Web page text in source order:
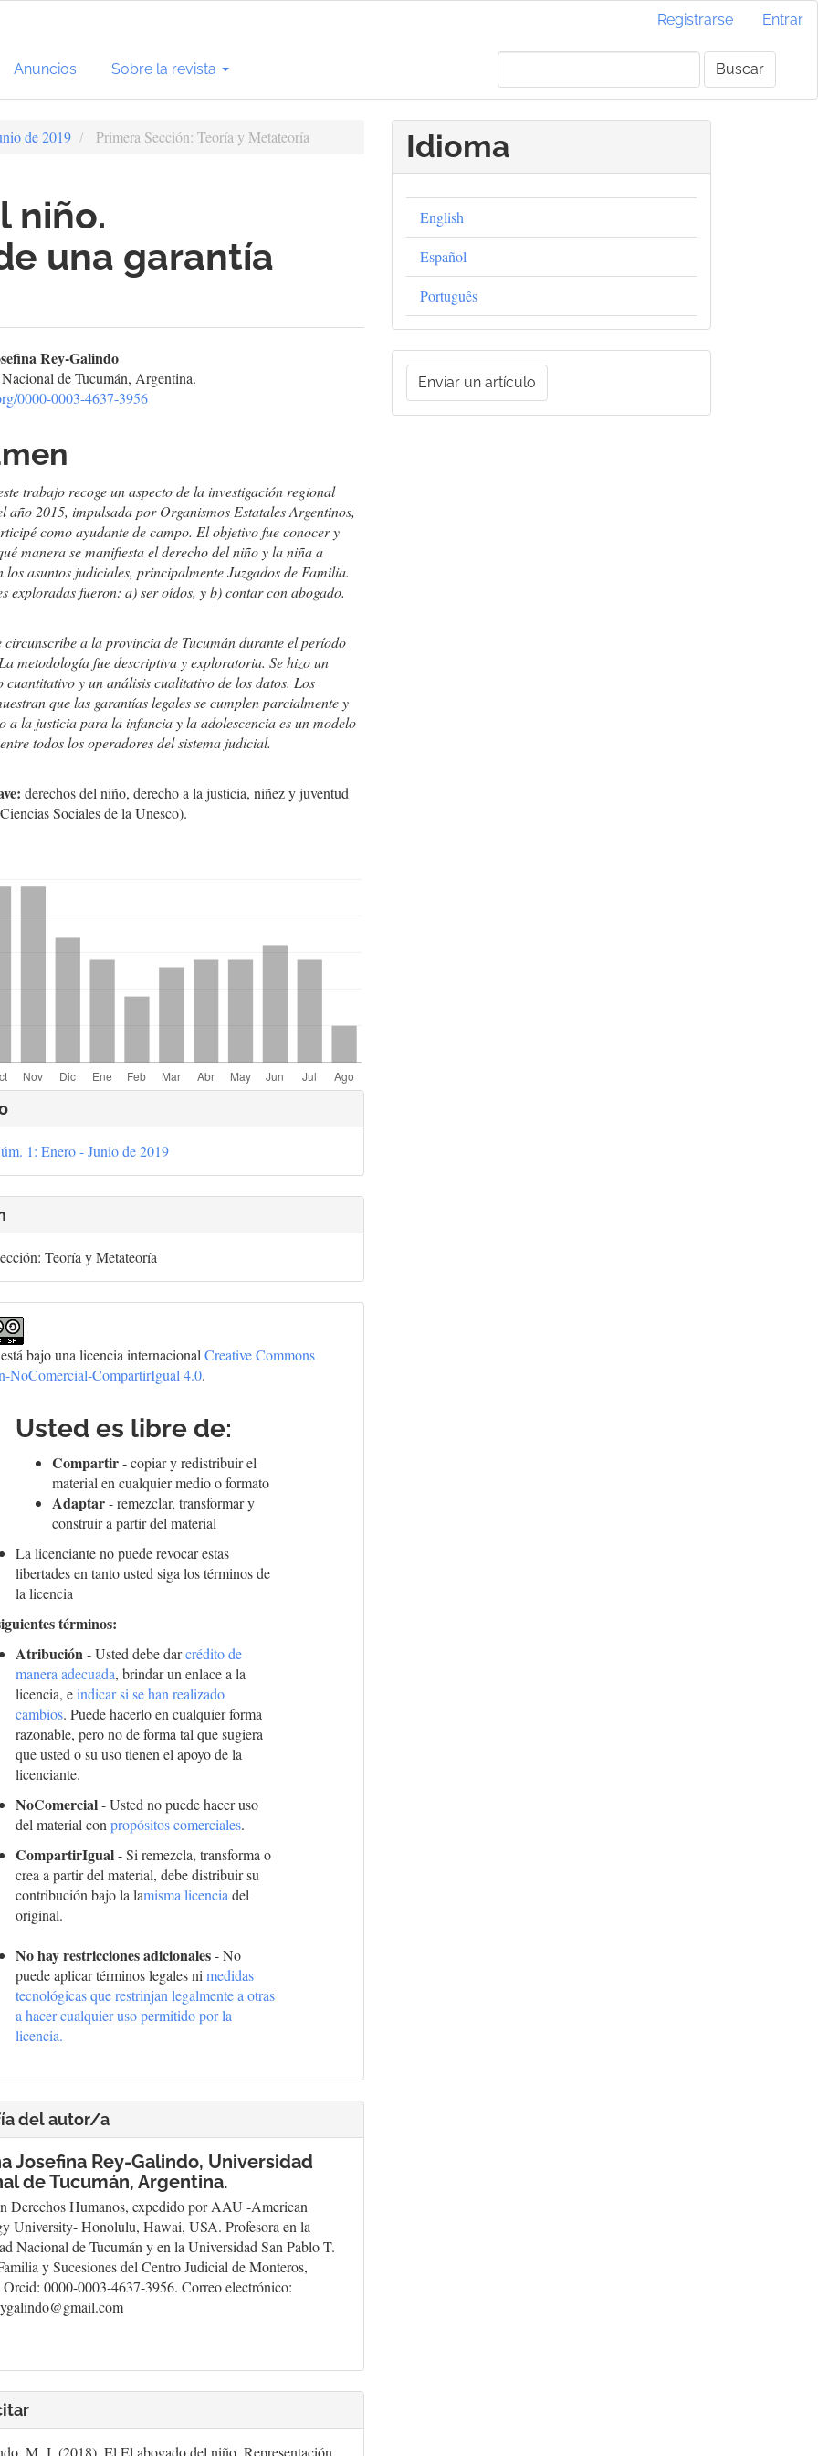
Registrarse Entrar
Anuncios Sobre la revista Buscar
de 2019 Primera Sección: Teoría y Metateoría
niño.
una garantía
Rey-Galindo
de Tucumán, Argentina.
0000-0003-4637-3956
trabajo recoge un aspecto de la investigación regional
año 2015, impulsada por Organismos Estatales Argentinos,
como ayudante de campo. El objetivo fue conocer y
manera se manifiesta el derecho del niño y la niña a
asuntos judiciales, principalmente Juzgados de Familia.
exploradas fueron: a) ser oídos, y b) contar con abogado.
circunscribe a la provincia de Tucumán durante el período
metodología fue descriptiva y exploratoria. Se hizo un
cuantitativo y un análisis cualitativo de los datos. Los
que las garantías legales se cumplen parcialmente y
a la justicia para la infancia y la adolescencia es un modelo
todos los operadores del sistema judicial.
derechos del niño, derecho a la justicia, niñez y juventud
Sociales de la Unesco).
1: Enero - Junio de 2019
Teoría y Metateoría
bajo una licencia internacionalCreative Commons
NoComercial-CompartirIgual 4.0.
Usted es libre de:
Compartir- copiar y redistribuir el
material en cualquier medio o formato
Adaptar- remezclar, transformar y
construir a partir del material
La licenciante no puede revocar estas
libertades en tanto usted siga los términos de
la licencia
términos:
Atribución- Usted debe darcrédito de
manera adecuada, brindar un enlace a la
licencia, eindicar si se han realizado
cambios. Puede hacerlo en cualquier forma
razonable, pero no de forma tal que sugiera
que usted o su uso tienen el apoyo de la
licenciante.
NoComercial- Usted no puede hacer uso
del material conpropósitos comerciales.
CompartirIgual- Si remezcla, transforma o
crea a partir del material, debe distribuir su
contribución bajo la lamisma licencia del
original.
No hay restricciones adicionales- No
puede aplicar términos legales nimedidas
tecnológicas que restrinjan legalmente a otras
a hacer cualquier uso permitido por la
licencia.
del autor/a
Josefina Rey-Galindo, Universidad
de Tucumán, Argentina.
Derechos Humanos, expedido por AAU -American
University- Honolulu, Hawai, USA. Profesora en la
Nacional de Tucumán y en la Universidad San Pablo T.
y Sucesiones del Centro Judicial de Monteros,
Orcid: 0000-0003-4637-3956. Correo electrónico:
M. J. (2018). El El abogado del niño. Representación
Idioma
English
Español
Português
Enviar
unEnviar un artículo